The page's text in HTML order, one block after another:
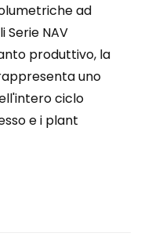
ad
Serie NAV
produttivo, la
uno
ciclo
e i plant